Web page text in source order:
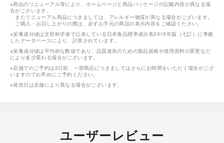
※商品のリニューアル等により、ホームページと商品パッケージの記載内容が異なる場
合がございます。
またリニューアル商品につきましては、アレルギー物質が異なる場合がございます。
ご購入・お召し上がりの際は、必ずお手元の商品の表示内容をご確認ください。
※栄養成分値は文部科学省で公表している日本食品標準成分表2015年版（七訂）に準拠
したデータベースにより、計算されています。
※栄養成分値は平均的な数値であり、品質改良のための製品規格や使用原料の変更など
により多少変わる場合がございます。
※店舗でのご予約は2日前、一部商品につきましてはさらにお時間をいただく場合がござ
いますのでお早めにご予約ください。
※発売日は店舗により異なる場合がございます。
ユーザーレビュー